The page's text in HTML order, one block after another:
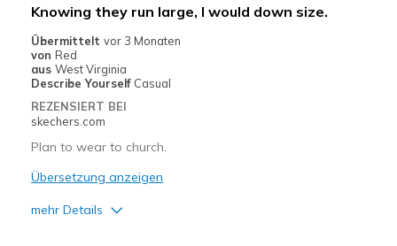
Knowing they run large, I would down size.
Übermittelt vor 3 Monaten
von Red
aus West Virginia
Describe Yourself Casual
REZENSIERT BEI
skechers.com
Plan to wear to church.
Übersetzung anzeigen
mehr Details